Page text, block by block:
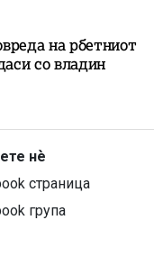
на рбетниот
со владин
нѐ
страница
група